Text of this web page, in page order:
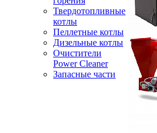
Твердотопливные
котлы
Пеллетные котлы
Дизельные котлы
Очистители
Power Cleaner
Запасные части